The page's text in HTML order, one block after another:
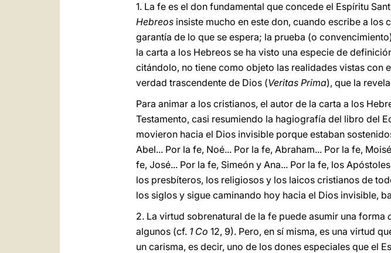
1. La fe es el don fundamental que concede el Espíritu
Hebreos insiste mucho en este don, cuando escribe a
garantía de lo que se espera; la prueba (o
la carta a los Hebreos se ha visto una especie de
citándolo, no tiene como objeto las realidades vistas con
verdad trascendente de Dios (Veritas Prima), que la
Para animar a los cristianos, el autor de la carta a los
Testamento, casi resumiendo la hagiografía del libro del
movieron hacia el Dios invisible porque estaban
Abel... Por la fe, Noé... Por la fe, Abraham... Por la fe,
fe, José... Por la fe, Simeón y Ana... Por la fe, los
los presbíteros, los religiosos y los laicos cristianos de
los siglos y sigue caminando hoy hacia el Dios invisible,
2. La virtud sobrenatural de la fe puede asumir una forma
algunos (cf. 1 Co 12, 9). Pero, en sí misma, es una virtud
un carisma, es decir, uno de los dones especiales que el